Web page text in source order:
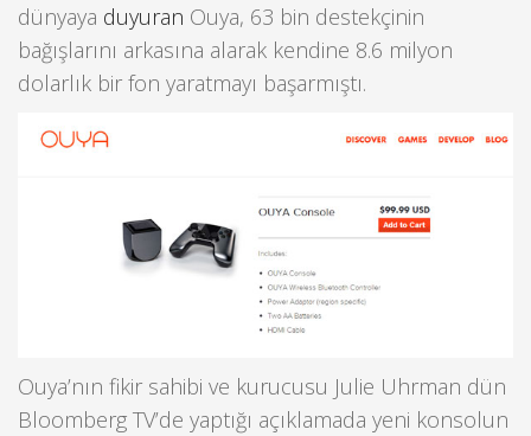
dünyaya duyuran Ouya, 63 bin destekçinin
bağışlarını arkasına alarak kendine 8.6 milyon
dolarlık bir fon yaratmayı başarmıştı.
Ouya’nın fikir sahibi ve kurucusu Julie Uhrman dün
Bloomberg TV’de yaptığı açıklamada yeni konsolun